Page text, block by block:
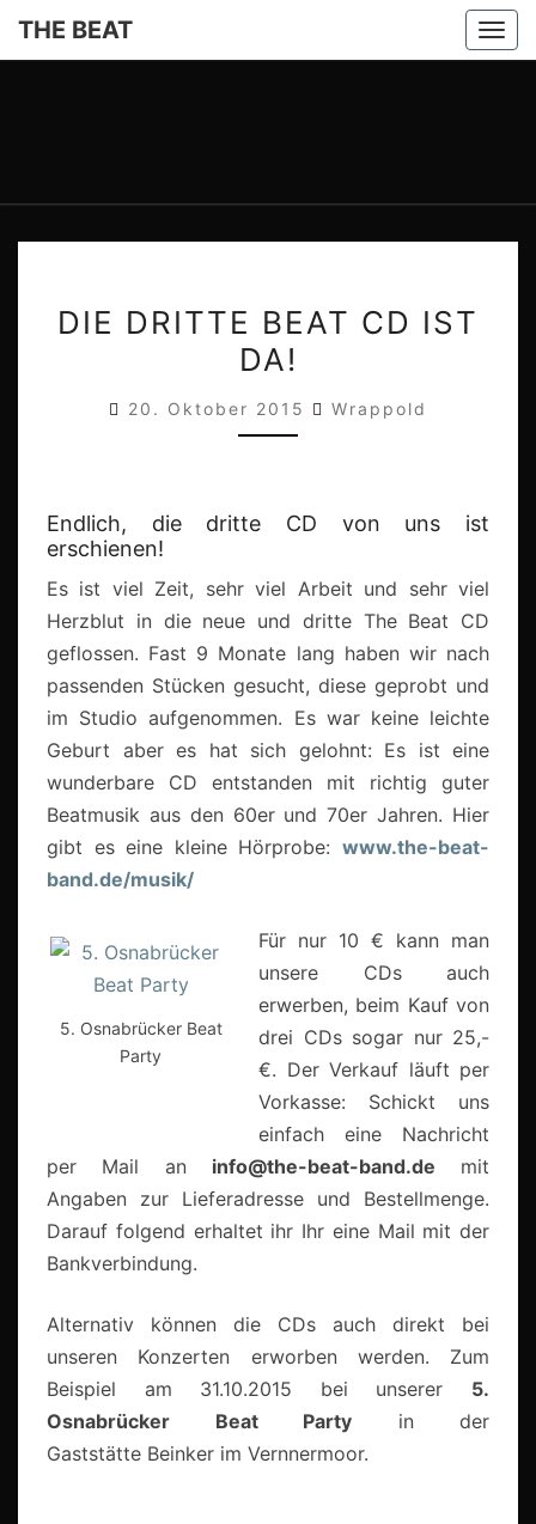
THE BEAT
Mehr.
DRITTE
BEAT
DIE DRITTE BEAT CD IST
DA!
20. Oktober 2015 Wrappold
Endlich, die dritte CD von uns ist
erschienen!
Es ist viel Zeit, sehr viel Arbeit und sehr viel
Herzblut in die neue und dritte The Beat CD
geflossen. Fast 9 Monate lang haben wir nach
passenden Stücken gesucht, diese geprobt und
im Studio aufgenommen. Es war keine leichte
Geburt aber es hat sich gelohnt: Es ist eine
wunderbare CD entstanden mit richtig guter
Beatmusik aus den 60er und 70er Jahren. Hier
gibt es eine kleine Hörprobe: www.the-beat-
band.de/musik/
5. Osnabrücker Beat
Party
Für nur 10 € kann man
unsere CDs auch
erwerben, beim Kauf von
drei CDs sogar nur 25,-
€. Der Verkauf läuft per
Vorkasse: Schickt uns
einfach eine Nachricht
per Mail an info@the-beat-band.de mit
Angaben zur Lieferadresse und Bestellmenge.
Darauf folgend erhaltet ihr Ihr eine Mail mit der
Bankverbindung.
Alternativ können die CDs auch direkt bei
unseren Konzerten erworben werden. Zum
Beispiel am 31.10.2015 bei unserer 5.
Osnabrücker Beat Party in der
Gaststätte Beinker im Vernnermoor.